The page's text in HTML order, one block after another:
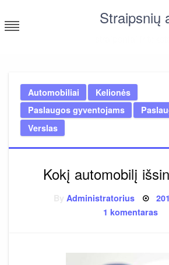
to
content
Straipsnių
Automobiliai
Kelionės
Paslaugos gyventojams
Verslas
Kokį automobilį
Administratorius
1 komentaras